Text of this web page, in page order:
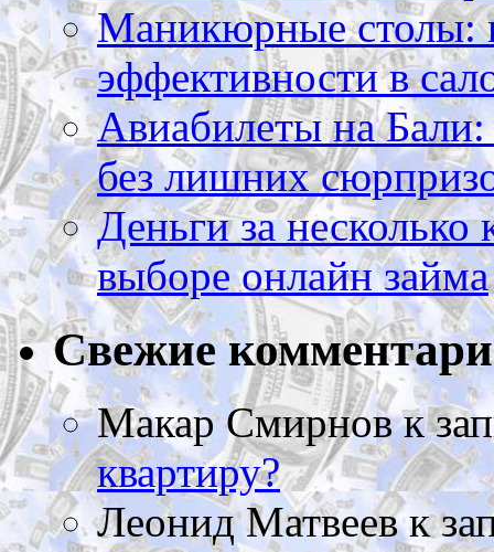
Маникюрные столы:
эффективности в
Авиабилеты на Бали:
без лишних
Деньги за
выборе онлайн займа
Свежие
Макар Смирновк
квартиру?
Леонид Матвеевк